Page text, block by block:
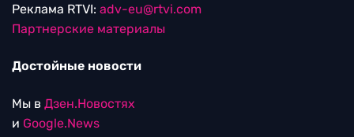
Реклама RTVI: adv-eu@rtvi.com
Партнерские материалы
Достойные новости
Мы в Дзен.Новостях
и Google.News